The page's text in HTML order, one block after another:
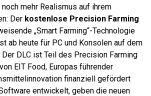
noch mehr Realismus auf ihrem
Der kostenlose Precision Farming
„Smart Farming“-Technologie
ab heute für PC und Konsolen auf dem
DLC ist Teil des Precision Farming
EIT Food, Europas führender
finanziell gefördert
entwickelt, geben die neuen